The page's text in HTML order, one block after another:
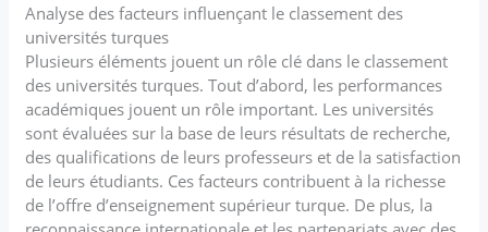
Analyse des facteurs influençant le classement des
universités turques
Plusieurs éléments jouent un rôle clé dans le classement
des universités turques. Tout d’abord, les performances
académiques jouent un rôle important. Les universités
sont évaluées sur la base de leurs résultats de recherche,
des qualifications de leurs professeurs et de la satisfaction
de leurs étudiants. Ces facteurs contribuent à la richesse
de l’offre d’enseignement supérieur turque. De plus, la